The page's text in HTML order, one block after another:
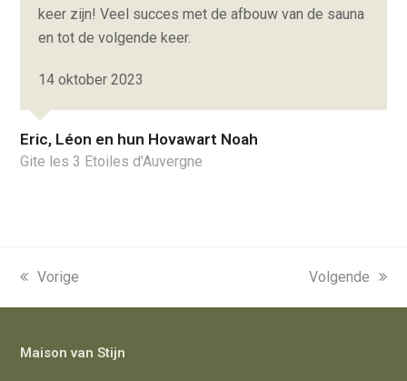
keer zijn! Veel succes met de afbouw van de sauna
en tot de volgende keer.
14 oktober 2023
Eric, Léon en hun Hovawart Noah
Gite les 3 Etoiles d'Auvergne
previous
Vorige
next
Volgende
Maison van Stijn